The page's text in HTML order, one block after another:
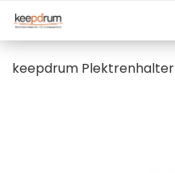
keepdrum